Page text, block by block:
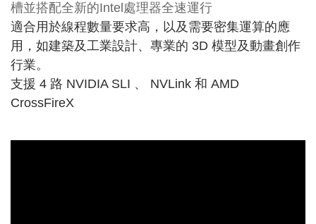
槽並搭配全新的Intel處理器全速運行
適合用於線程數量要求高，以及需要密集運算的應
用，如建築及工業設計、專業的 3D 模型及動畫創作
行業。
支援 4 路 NVIDIA SLI 、 NVLink 和 AMD
CrossFireX